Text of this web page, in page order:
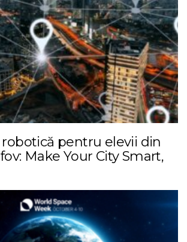
robotică pentru elevii din
Make Your City Smart,